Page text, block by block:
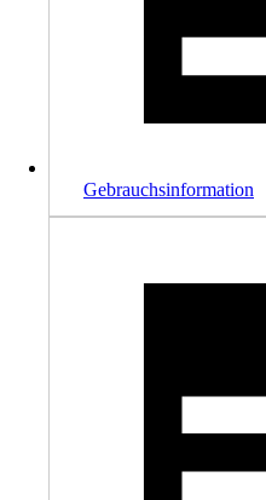
Gebrauchsinformation